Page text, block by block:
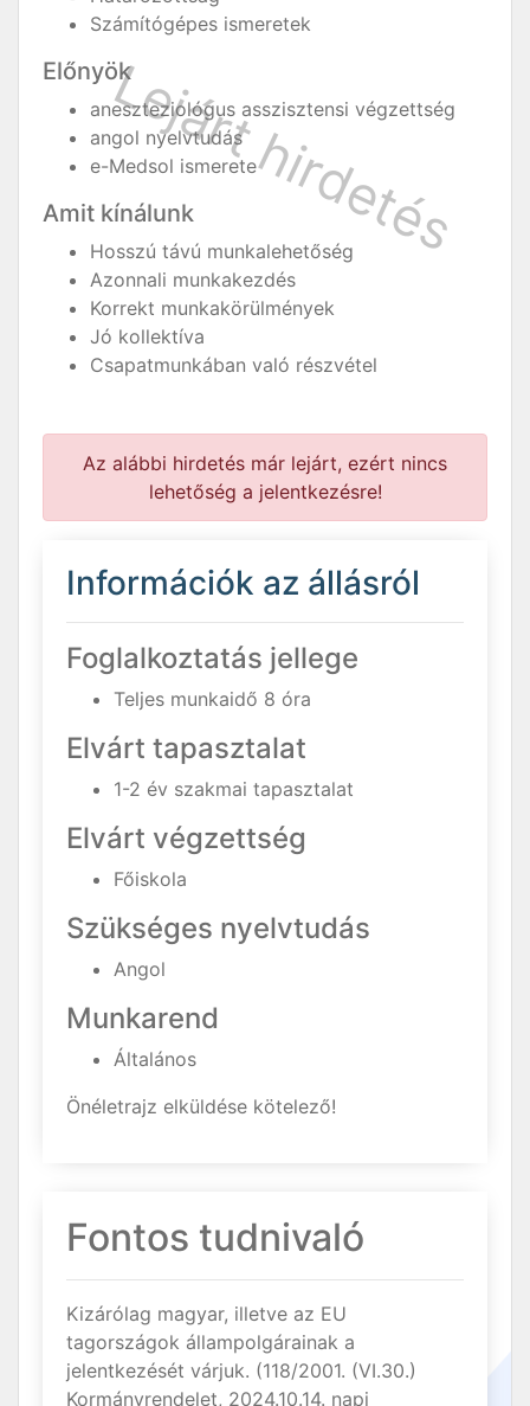
Számítógépes ismeretek
Előnyök
aneszteziológus asszisztensi végzettség
angol nyelvtudás
e-Medsol ismerete
Amit kínálunk
Hosszú távú munkalehetőség
Azonnali munkakezdés
Korrekt munkakörülmények
Jó kollektíva
Csapatmunkában való részvétel
Az alábbi hirdetés már lejárt, ezért nincs
lehetőség a jelentkezésre!
Információk az állásról
Foglalkoztatás jellege
Teljes munkaidő 8 óra
Elvárt tapasztalat
1-2 év szakmai tapasztalat
Elvárt végzettség
Főiskola
Szükséges nyelvtudás
Angol
Munkarend
Általános
Önéletrajz elküldése kötelező!
Fontos tudnivaló
Kizárólag magyar, illetve az EU
tagországok állampolgárainak a
jelentkezését várjuk. (118/2001. (VI.30.)
Kormányrendelet, 2024.10.14. napi